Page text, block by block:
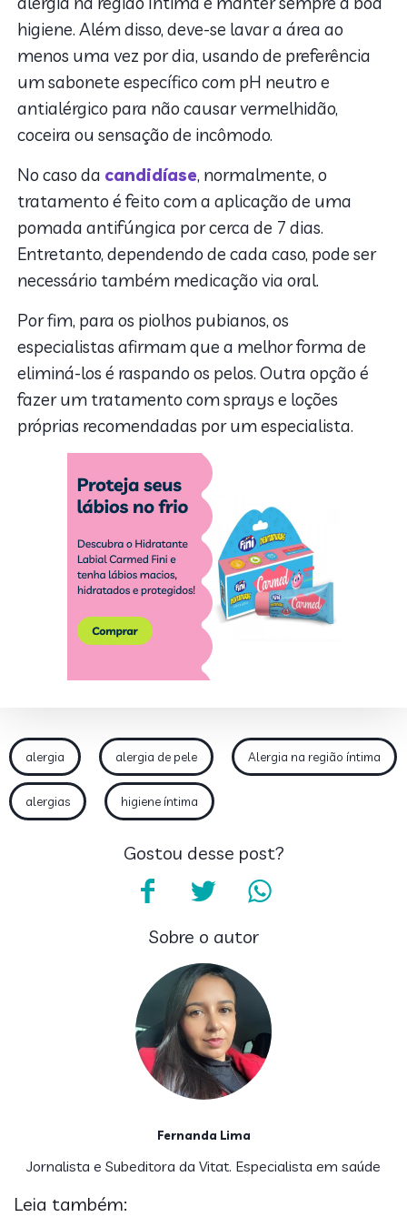
higiene. Além disso, deve-se lavar a área ao
menos uma vez por dia, usando de preferência
um sabonete específico com pH neutro e
antialérgico para não causar vermelhidão,
coceira ou sensação de incômodo.
No caso da candidíase, normalmente, o
tratamento é feito com a aplicação de uma
pomada antifúngica por cerca de 7 dias.
Entretanto, dependendo de cada caso, pode ser
necessário também medicação via oral.
Por fim, para os piolhos pubianos, os
especialistas afirmam que a melhor forma de
eliminá-los é raspando os pelos. Outra opção é
fazer um tratamento com sprays e loções
próprias recomendadas por um especialista.
alergia alergia de pele Alergia na região íntima
alergias higiene íntima
Gostou desse post?
Sobre o autor
Fernanda Lima
Jornalista e Subeditora da Vitat. Especialista em saúde
Leia também: